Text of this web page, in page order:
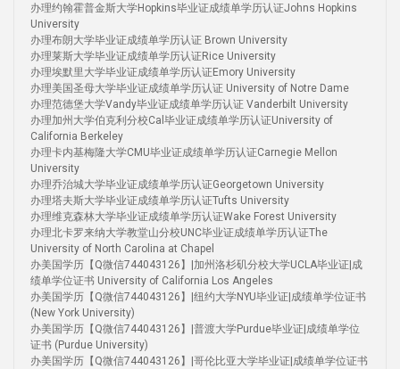
办理约翰霍普金斯大学Hopkins毕业证成绩单学历认证Johns Hopkins
University
办理布朗大学毕业证成绩单学历认证 Brown University
办理莱斯大学毕业证成绩单学历认证Rice University
办理埃默里大学毕业证成绩单学历认证Emory University
办理美国圣母大学毕业证成绩单学历认证 University of Notre Dame
办理范德堡大学Vandy毕业证成绩单学历认证 Vanderbilt University
办理加州大学伯克利分校Cal毕业证成绩单学历认证University of
California Berkeley
办理卡内基梅隆大学CMU毕业证成绩单学历认证Carnegie Mellon
University
办理乔治城大学毕业证成绩单学历认证Georgetown University
办理塔夫斯大学毕业证成绩单学历认证Tufts University
办理维克森林大学毕业证成绩单学历认证Wake Forest University
办理北卡罗来纳大学教堂山分校UNC毕业证成绩单学历认证The
University of North Carolina at Chapel
办美国学历【Q微信744043126】|加州洛杉矶分校大学UCLA毕业证|成
绩单学位证书 University of California Los Angeles
办美国学历【Q微信744043126】|纽约大学NYU毕业证|成绩单学位证书
(New York University)
办美国学历【Q微信744043126】|普渡大学Purdue毕业证|成绩单学位
证书 (Purdue University)
办美国学历【Q微信744043126】|哥伦比亚大学毕业证|成绩单学位证书